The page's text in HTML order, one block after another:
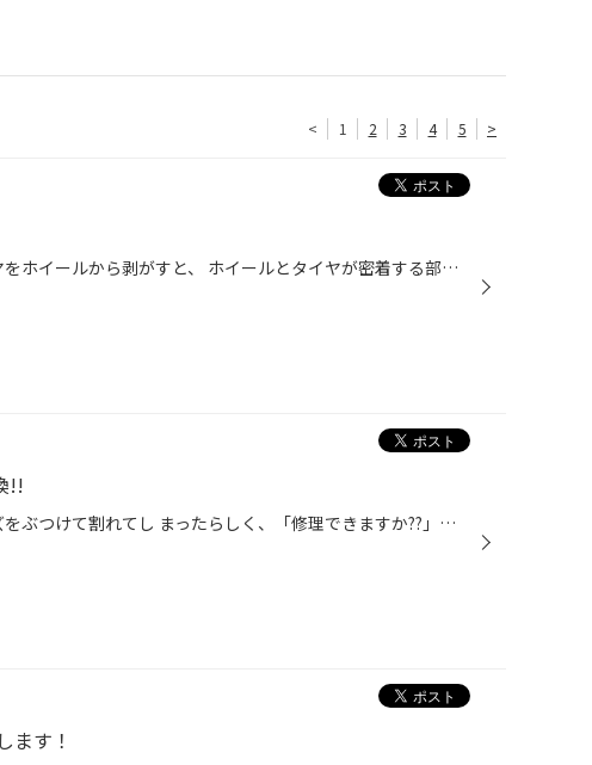
< 1 2 3 4 5 >
タイヤ交換時に古いタイヤをホイールから剥がすと、 ホイールとタイヤが密着する部分にカスが溜り、 固着してしまって、黒く汚れてしまいます。 このまま新品タイヤを組み込むと、 タイヤとホイールが密着されず、 エアー漏れの原因になるかもしれません。 タイヤ館では、タイヤ交換のホイールは 全...
!!
バック時に、テールレンズをぶつけて割れてし まったらしく、「修理できますか??」と ご来店されました。 時期的にメーカーも閉まり、部品の取り寄せも できないんですが、 奇跡的にメーカーに部品があり、出荷してもら えるとのことでした。 今日中に直せるとお伝えすると、 とても喜ばれていまし...
ます！